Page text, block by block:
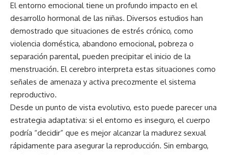
El entorno emocional tiene un profundo impacto en el
desarrollo hormonal de las niñas. Diversos estudios han
demostrado que situaciones de estrés crónico, como
violencia doméstica, abandono emocional, pobreza o
separación parental, pueden precipitar el inicio de la
menstruación. El cerebro interpreta estas situaciones como
señales de amenaza y activa precozmente el sistema
reproductivo.
Desde un punto de vista evolutivo, esto puede parecer una
estrategia adaptativa: si el entorno es inseguro, el cuerpo
podría “decidir” que es mejor alcanzar la madurez sexual
rápidamente para asegurar la reproducción. Sin embargo,